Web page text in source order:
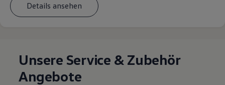
Details ansehen
Unsere Service & Zubehör
Angebote